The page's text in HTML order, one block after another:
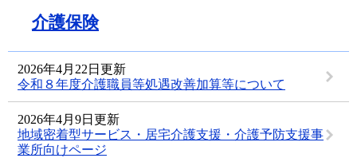
介護保険
2026年4月22日更新
令和８年度介護職員等処遇改善加算等について
2026年4月9日更新
地域密着型サービス・居宅介護支援・介護予防支援事
業所向けページ